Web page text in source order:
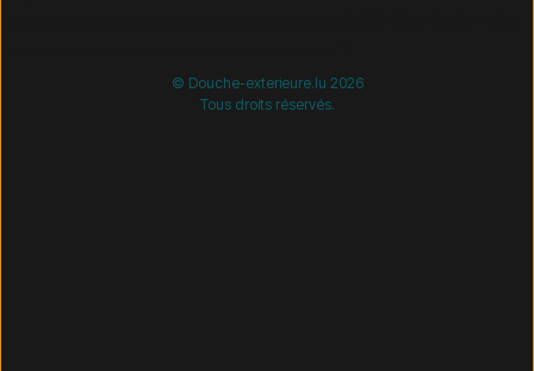
© Douche-exterieure.lu 2026
Tous droits réservés.